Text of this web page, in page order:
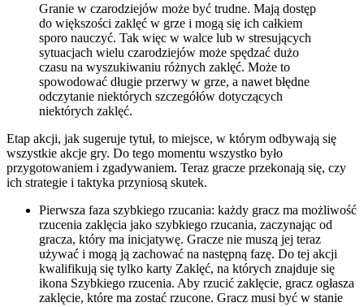
Granie w czarodziejów może być trudne. Mają dostęp
do większości zaklęć w grze i mogą się ich całkiem
sporo nauczyć. Tak więc w walce lub w stresujących
sytuacjach wielu czarodziejów może spędzać dużo
czasu na wyszukiwaniu różnych zaklęć. Może to
spowodować długie przerwy w grze, a nawet błędne
odczytanie niektórych szczegółów dotyczących
niektórych zaklęć.
Etap akcji, jak sugeruje tytuł, to miejsce, w którym odbywają się
wszystkie akcje gry. Do tego momentu wszystko było
przygotowaniem i zgadywaniem. Teraz gracze przekonają się, czy
ich strategie i taktyka przyniosą skutek.
Pierwsza faza szybkiego rzucania: każdy gracz ma możliwość
rzucenia zaklęcia jako szybkiego rzucania, zaczynając od
gracza, który ma inicjatywę. Gracze nie muszą jej teraz
używać i mogą ją zachować na następną fazę. Do tej akcji
kwalifikują się tylko karty Zaklęć, na których znajduje się
ikona Szybkiego rzucenia. Aby rzucić zaklęcie, gracz ogłasza
zaklęcie, które ma zostać rzucone. Gracz musi być w stanie